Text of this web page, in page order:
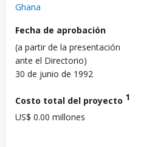
Ghana
Fecha de aprobación
(a partir de la presentación
ante el Directorio)
30 de junio de 1992
Costo total del proyecto 1
US$ 0.00 millones